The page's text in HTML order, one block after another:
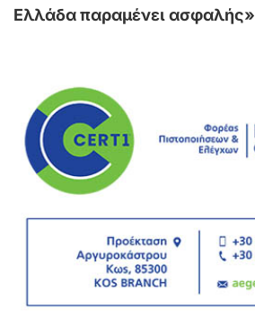
Ελλάδα παραμένει ασφαλής»